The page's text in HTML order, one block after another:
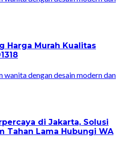
Harga Murah Kualitas
di Jakarta, Solusi
Tahan Lama Hubungi WA